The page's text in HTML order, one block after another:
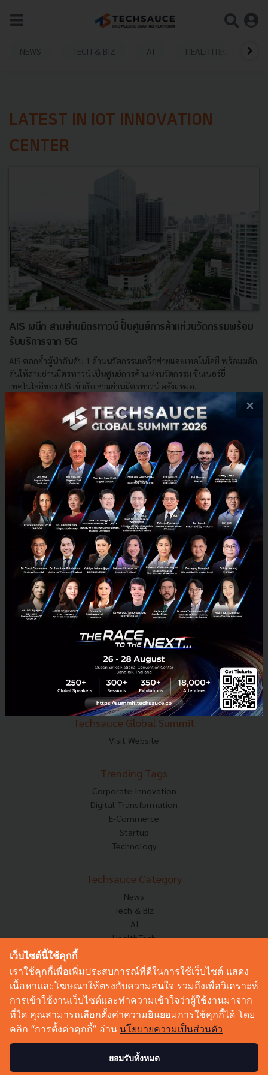
NEWS TECH & BIZ AI HEALTHTECH
LATEST IN IOT INNOVATION
CENTER
AIS ผนึก สามย่านมิตรทาวน์ ปั้นศูนย์การค้าแห่งนวัตกรรมพร้อม
รับบริการจาก 5G
AIS ตอกย้ำผู้นำอันดับ 1 ด้านนวัตกรรมเครือข่ายและเทคโนโลยี พร้อมผลัก
ดันให้สามย่านมิตรทาวน์ เป็นศูนย์การค้าแห่งนวัตกรรม ซินเนอร์ยี่
เทคโนโลยีของ AIS เข้ากับ สามย่านมิตรทาวน์ คลังแห่งอ...
| ByTechsauce Team
5G จุฬาลงกรณ์มหาวิทยาลัย
E-mail :contact@techsauce.co
Tel : 02-001-5375
Mobile : 06-4658-9500
Techsauce Media
About Techsauce
Techsauce Services
Privacy Policy
ส่งบทความ
Techsauce Global Summit
Visit Website
Trending Tags
Corporate Innovation
Digital Transformation
E-Commerce
Startup
Technology
Techsauce Category
News
Tech & Biz
AI
HealthTech
Corp Innov
Saucy Thoughts
Based On
Sustainable
Videos
Podcast
×
เว็บไซต์นี้ใช้คุกกี้
เราใช้คุกกี้เพื่อเพิ่มประสบการณ์ที่ดีในการใช้เว็บไซต์ แสดง
เนื้อหาและโฆษณาให้ตรงกับความสนใจ รวมถึงเพื่อวิเคราะห์
การเข้าใช้งานเว็บไซต์และทำความเข้าใจว่าผู้ใช้งานมาจาก
ที่ใด คุณสามารถเลือกตั้งค่าความยินยอมการใช้คุกกี้ได้ โดย
คลิก “การตั้งค่าคุกกี้” อ่าน นโยบายความเป็นส่วนตัว
ยอมรับทั้งหมด